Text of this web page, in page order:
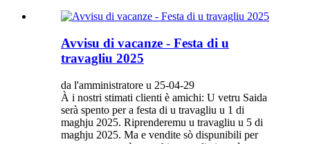
Avvisu di vacanze - Festa di u
travagliu 2025
da l'amministratore u 25-04-29
À i nostri stimati clienti è amichi: U vetru Saida
serà spento per a festa di u travagliu u 1 di
maghju 2025. Riprenderemu u travagliu u 5 di
maghju 2025. Ma e vendite sò dispunibili per